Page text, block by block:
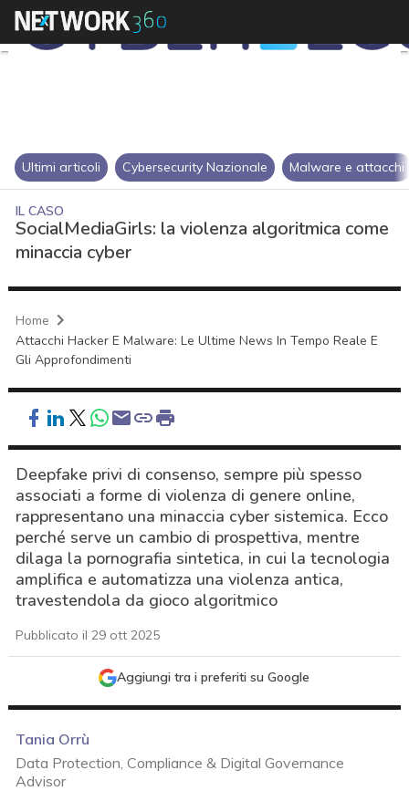
Ultimi articoli Cybersecurity Nazionale Malware e attacchi
IL CASO
SocialMediaGirls: la violenza algoritmica come
minaccia cyber
Home
Attacchi Hacker E Malware: Le Ultime News In Tempo Reale E
Gli Approfondimenti
Deepfake privi di consenso, sempre più spesso
associati a forme di violenza di genere online,
rappresentano una minaccia cyber sistemica. Ecco
perché serve un cambio di prospettiva, mentre
dilaga la pornografia sintetica, in cui la tecnologia
amplifica e automatizza una violenza antica,
travestendola da gioco algoritmico
Pubblicato il 29 ott 2025
Aggiungi tra i preferiti su Google
Tania Orrù
Data Protection, Compliance & Digital Governance
Advisor